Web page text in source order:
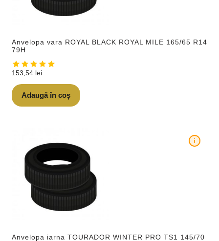
Anvelopa vara ROYAL BLACK ROYAL MILE 165/65 R14
79H
153,54 lei
Adaugă în coș
Anvelopa iarna TOURADOR WINTER PRO TS1 145/70
i